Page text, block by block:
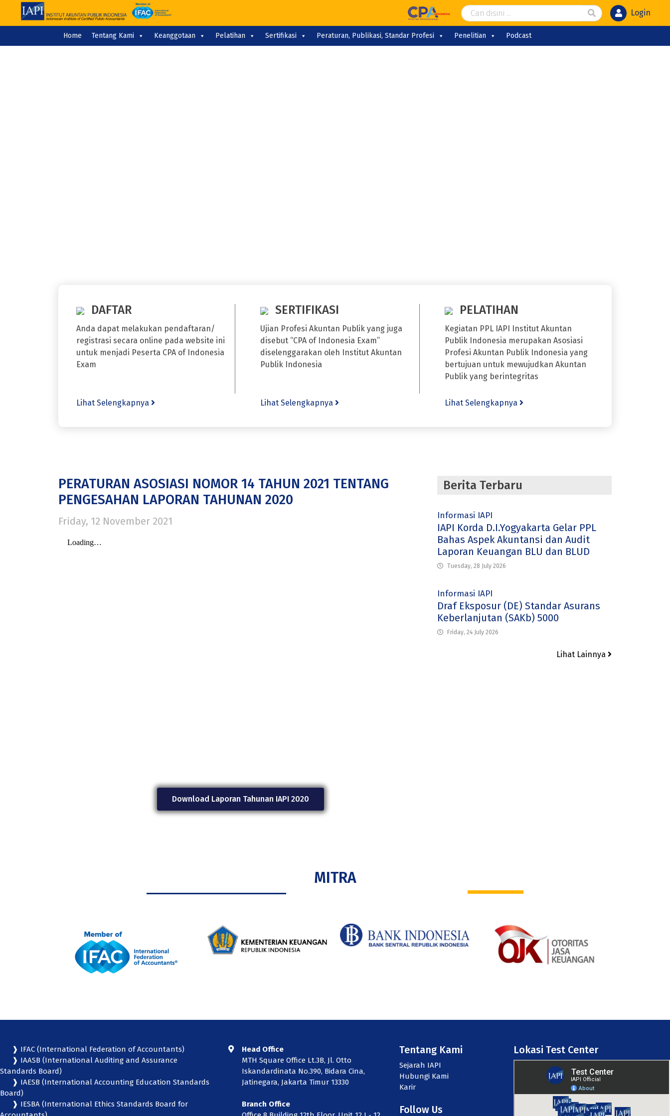
Login
Home Tentang Kami Keanggotaan Pelatihan Sertifikasi Peraturan, Publikasi, Standar Profesi Penelitian Podcast
DAFTAR
Anda dapat melakukan pendaftaran/
registrasi secara online pada website ini
untuk menjadi Peserta CPA of Indonesia
Exam
Lihat Selengkapnya
SERTIFIKASI
Ujian Profesi Akuntan Publik yang juga
disebut “CPA of Indonesia Exam”
diselenggarakan oleh Institut Akuntan
Publik Indonesia
Lihat Selengkapnya
PELATIHAN
Kegiatan PPL IAPI Institut Akuntan
Publik Indonesia merupakan Asosiasi
Profesi Akuntan Publik Indonesia yang
bertujuan untuk mewujudkan Akuntan
Publik yang berintegritas
Lihat Selengkapnya
PERATURAN ASOSIASI NOMOR 14 TAHUN 2021 TENTANG
PENGESAHAN LAPORAN TAHUNAN 2020
Friday, 12 November 2021
Download Laporan Tahunan IAPI 2020
Berita Terbaru
Informasi IAPI
IAPI Korda D.I.Yogyakarta Gelar PPL
Bahas Aspek Akuntansi dan Audit
Laporan Keuangan BLU dan BLUD
Tuesday, 28 July 2026
Informasi IAPI
Draf Eksposur (DE) Standar Asurans
Keberlanjutan (SAKb) 5000
Friday, 24 July 2026
Lihat Lainnya
MITRA
❱ IFAC (International Federation of Accountants)
❱ IAASB (International Auditing and Assurance
Standards Board)
❱ IAESB (International Accounting Education Standards
Board)
❱ IESBA (International Ethics Standards Board for
Head Office
MTH Square Office Lt.3B, Jl. Otto
Iskandardinata No.390, Bidara Cina,
Jatinegara, Jakarta Timur 13330
Branch Office
Tentang Kami
Sejarah IAPI
Hubungi Kami
Karir
Follow Us
Lokasi Test Center